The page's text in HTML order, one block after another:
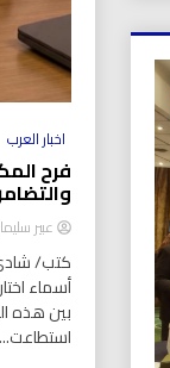
اخبار العرب
فرح
عبير
كتب/ شادي
أسماء
بين هذه
استطاعت...